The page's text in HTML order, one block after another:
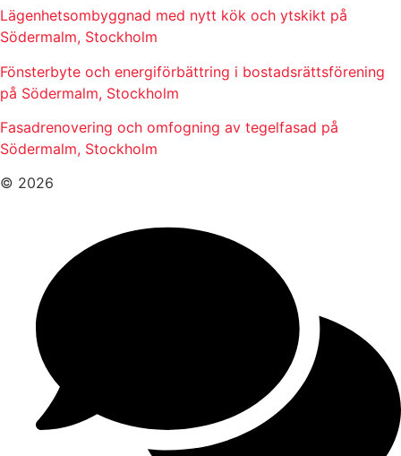
Lägenhetsombyggnad med nytt kök och ytskikt på
Södermalm, Stockholm
Fönsterbyte och energiförbättring i bostadsrättsförening
på Södermalm, Stockholm
Fasadrenovering och omfogning av tegelfasad på
Södermalm, Stockholm
© 2026